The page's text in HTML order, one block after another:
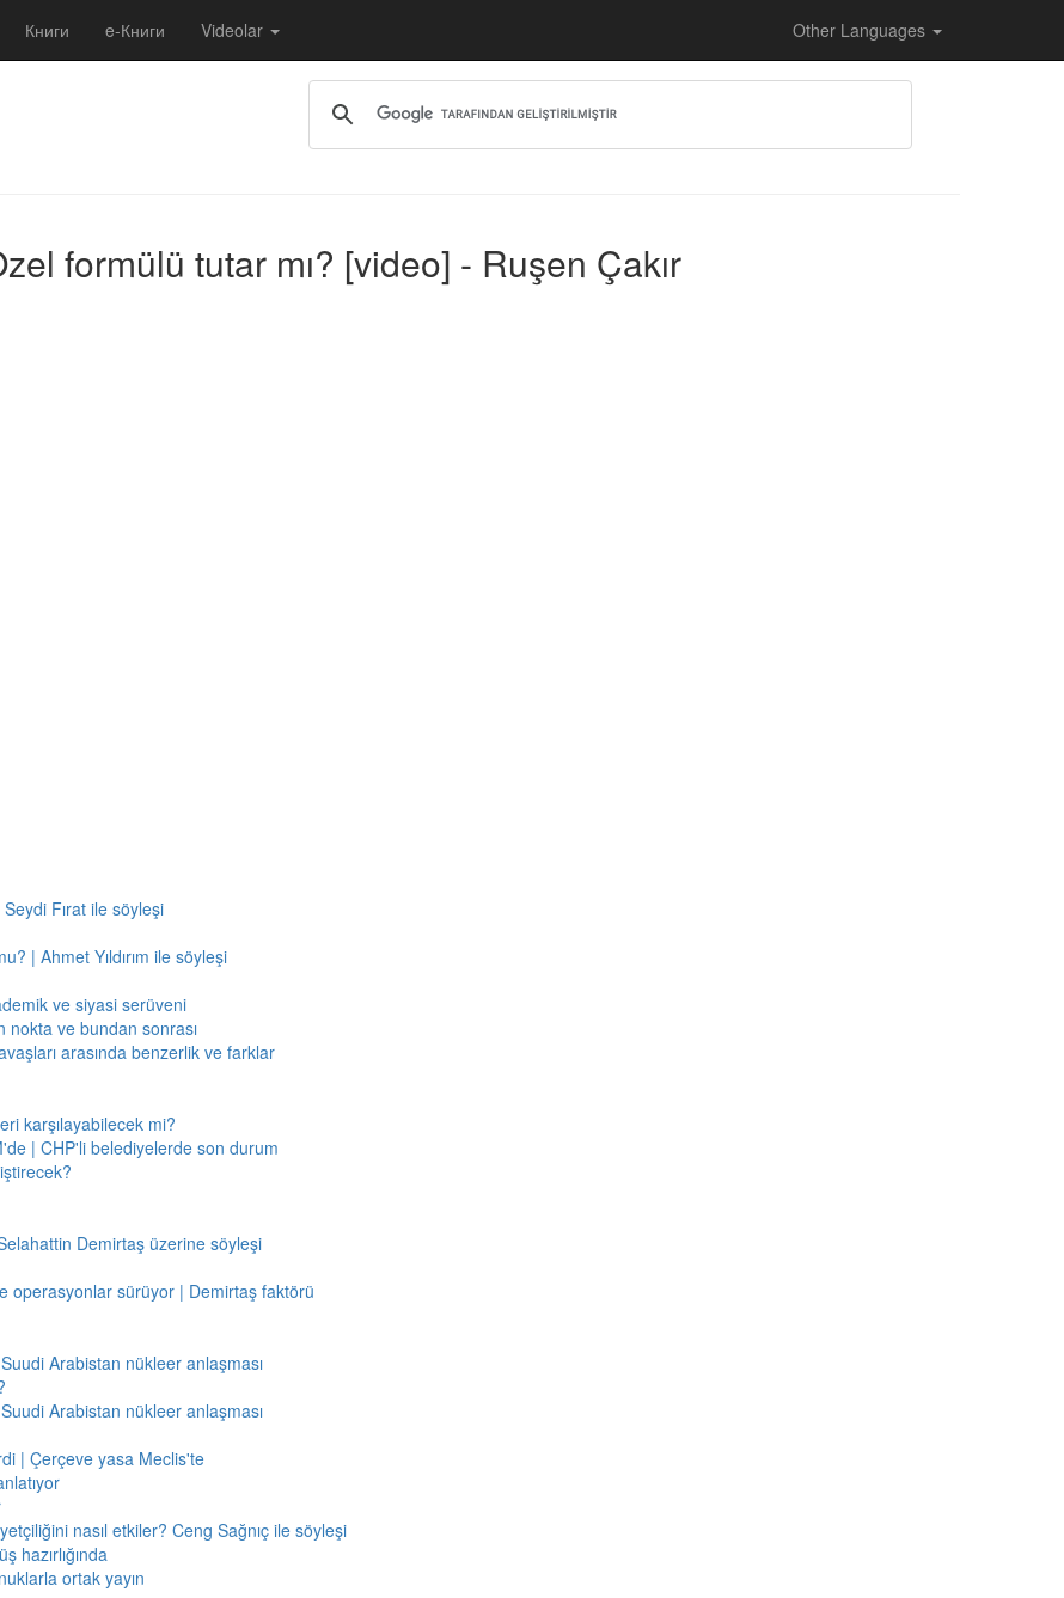
Книги e-Книги Videolar Other Languages
formülü tutar mı? [video] - Ruşen Çakır
Fırat ile söyleşi
| Ahmet Yıldırım ile söyleşi
ve siyasi serüveni
ve bundan sonrası
arasında benzerlik ve farklar
karşılayabilecek mi?
| CHP'li belediyelerde son durum
Demirtaş üzerine söyleşi
operasyonlar sürüyor | Demirtaş faktörü
Arabistan nükleer anlaşması
Arabistan nükleer anlaşması
| Çerçeve yasa Meclis'te
nasıl etkiler? Ceng Sağnıç ile söyleşi
hazırlığında
ortak yayın